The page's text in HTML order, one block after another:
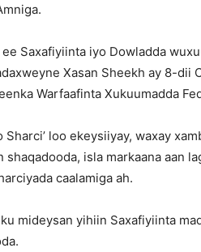
Saxafiyiinta iyo Dowladda
Xasan Sheekh ay 8-dii
Warfaafinta Xukuumadda
Sharci’ loo ekeysiiyay, waxay
isla markaana aan
caalamiga ah.
mideysan yihiin Saxafiyiinta